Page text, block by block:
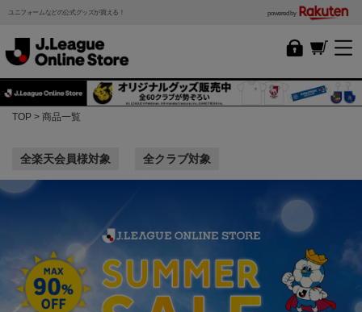
ユニフォームなどの公式グッズが買える！ powered by
TOP 商品一覧
全楽天会員様対象 全クラブ対象